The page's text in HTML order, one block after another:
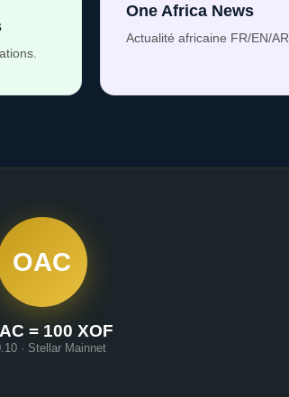
One Africa News
Actualité africaine FR/EN/AR.
OAC
= 100 XOF
· Stellar Mainnet